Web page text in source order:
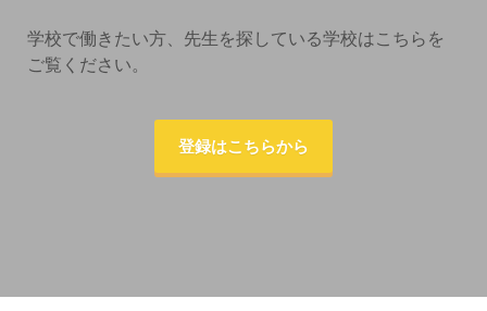
学校で働きたい方、先生を探している学校はこちらを
ご覧ください。
登録はこちらから